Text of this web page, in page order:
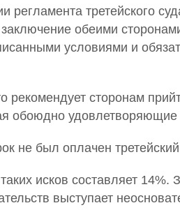
третейского
обеими
условиями и
рекомендует сторонам
обоюдно
не был оплачен
исков составляет
выступает